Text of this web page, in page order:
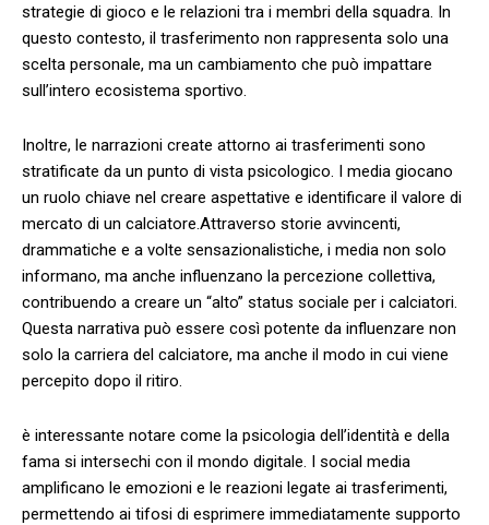
strategie‌ di gioco ​e le relazioni tra ⁢i⁤ membri della squadra. In
questo contesto, il trasferimento non rappresenta solo una
scelta personale, ma un cambiamento che può impattare‌
sull’intero ecosistema‍ sportivo.
Inoltre, le narrazioni ⁤create ​attorno ai trasferimenti sono
stratificate da un punto di vista psicologico. I media giocano
un ruolo ​chiave nel‍ creare aspettative e identificare il valore ⁢di
mercato di un calciatore.Attraverso storie avvincenti,
drammatiche e​ a ⁢volte sensazionalistiche, i media ⁢non solo
informano, ma anche influenzano⁣ la percezione collettiva,
contribuendo a creare un⁣ “alto” status sociale per i calciatori.⁢
Questa narrativa può essere così potente da influenzare non
solo⁤ la carriera del calciatore,⁤ ma anche ⁣il⁢ modo⁢ in cui viene
percepito dopo il ritiro.
è interessante notare come la psicologia ⁣dell’identità e della
fama si ⁢intersechi con il mondo digitale. I social⁢ media
amplificano​ le emozioni ⁣e le reazioni legate ai trasferimenti,
permettendo ai tifosi di esprimere immediatamente supporto